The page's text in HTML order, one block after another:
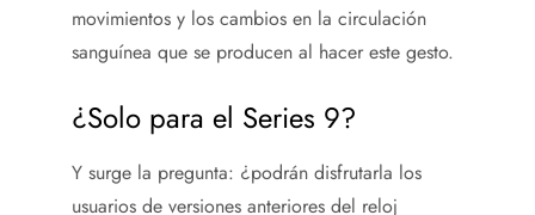
movimientos y los cambios en la circulación
sanguínea que se producen al hacer este gesto.
¿Solo para el Series 9?
Y surge la pregunta: ¿podrán disfrutarla los
usuarios de versiones anteriores del reloj